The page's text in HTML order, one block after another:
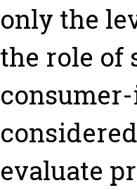
only the
the role of
evaluate